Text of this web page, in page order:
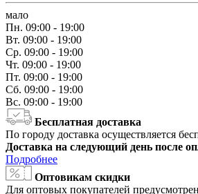
мало
Пн. 09:00 - 19:00
Вт. 09:00 - 19:00
Ср. 09:00 - 19:00
Чт. 09:00 - 19:00
Пт. 09:00 - 19:00
Сб. 09:00 - 19:00
Вс. 09:00 - 19:00
Бесплатная доставка
По городу доставка осуществляется
Доставка на следующий день после
Подробнее
Оптовикам скидки
Для оптовых покупателей